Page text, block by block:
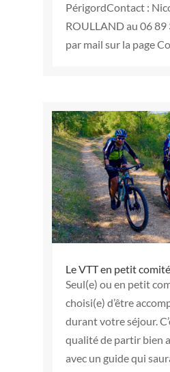
PérigordContact :
ROULLAND au 06 89
par mail sur la page
Le VTT en petit comité
Seul(e) ou en petit
choisi(e) d’être
durant votre séjour.
qualité de partir bien
avec un guide qui